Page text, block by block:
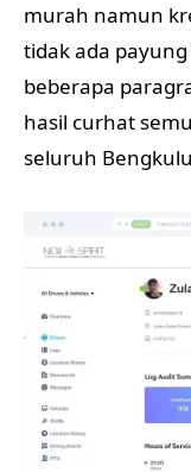
murah namun
tidak ada
beberapa
hasil curhat
seluruh